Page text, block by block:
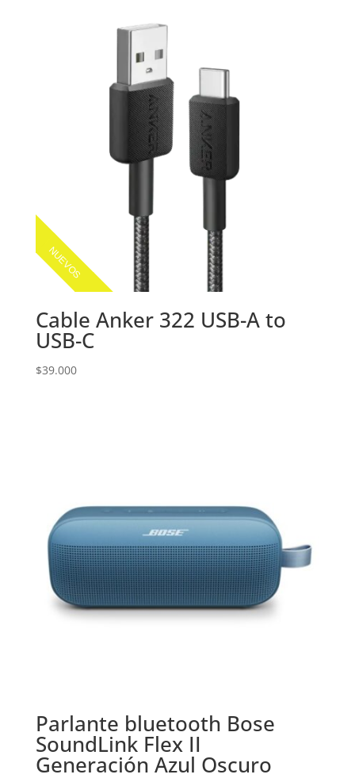
NUEVOS
Cable Anker 322 USB-A to
USB-C
$39.000
Parlante bluetooth Bose
SoundLink Flex II
Generación Azul Oscuro